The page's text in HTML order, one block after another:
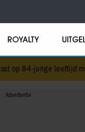
ROYALTY
leeftijd met eerste